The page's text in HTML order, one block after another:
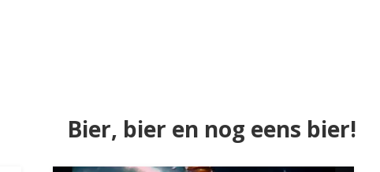
Bier, bier en nog eens bier!